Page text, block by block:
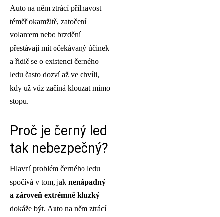
Auto na něm ztrácí přilnavost
téměř okamžitě, zatočení
volantem nebo brzdění
přestávají mít očekávaný účinek
a řidič se o existenci černého
ledu často dozví až ve chvíli,
kdy už vůz začíná klouzat mimo
stopu.
Proč je černý led
tak nebezpečný?
Hlavní problém černého ledu
spočívá v tom, jak nenápadný
a zároveň extrémně kluzký
dokáže být. Auto na něm ztrácí